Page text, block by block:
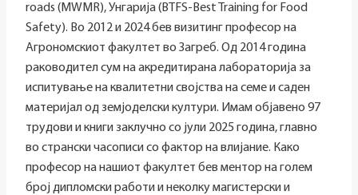
roads (MWMR), Унгарија (BTFS-Best Training for Food
Safety). Во 2012 и 2024 бев визитинг професор на
Агрономскиот факултет во Загреб. Од 2014 година
раководител сум на акредитирана лабораторија за
испитување на квалитетни својства на семе и саден
материјал од земјоделски култури. Имам објавено 97
трудови и книги заклучно со јули 2025 година, главно
во странски часописи со фактор на влијание. Како
професор на нашиот факултет бев ментор на голем
број дипломски работи и неколку магистерски и